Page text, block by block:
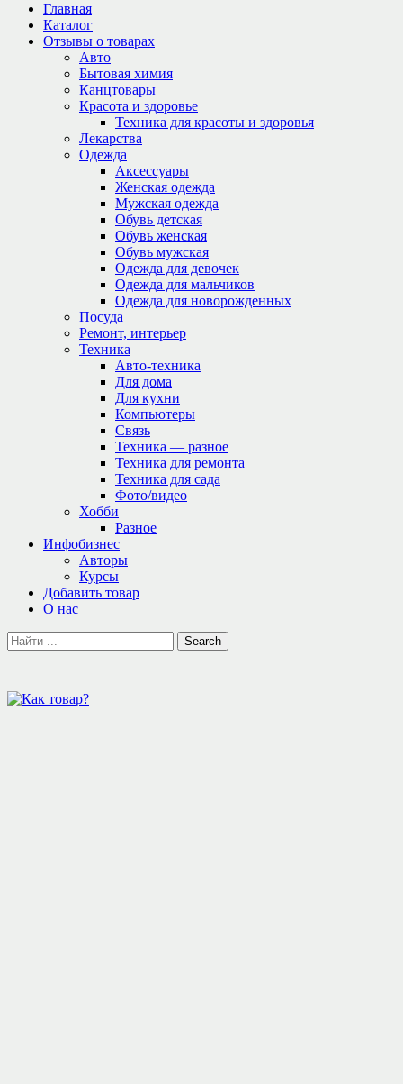
Главная
Каталог
Отзывы о товарах
Авто
Бытовая химия
Канцтовары
Красота и здоровье
Техника для красоты и здоровья
Лекарства
Одежда
Аксессуары
Женская одежда
Мужская одежда
Обувь детская
Обувь женская
Обувь мужская
Одежда для девочек
Одежда для мальчиков
Одежда для новорожденных
Посуда
Ремонт, интерьер
Техника
Авто-техника
Для дома
Для кухни
Компьютеры
Связь
Техника — разное
Техника для ремонта
Техника для сада
Фото/видео
Хобби
Разное
Инфобизнес
Авторы
Курсы
Добавить товар
О нас